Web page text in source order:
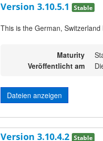
Version 3.10.5.1 Stable
This is the German,
Maturity
Veröffentlicht am
Dateien anzeigen
Version 3.10.4.2 Stable